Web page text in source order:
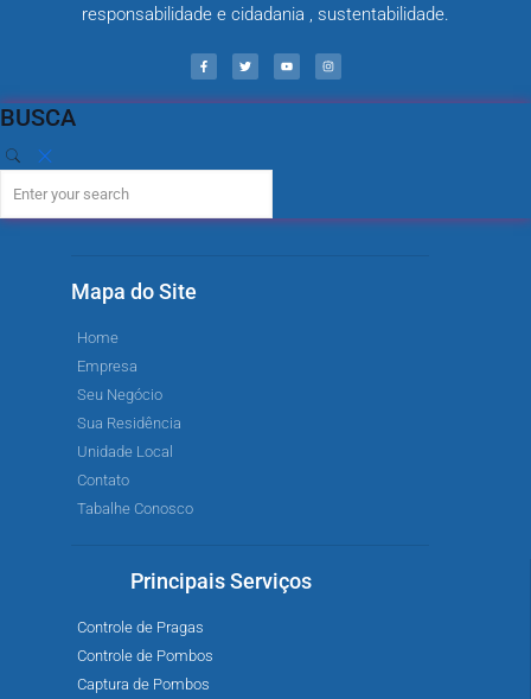
responsabilidade e cidadania , sustentabilidade.
BUSCA
Mapa do Site
Home
Empresa
Seu Negócio
Sua Residência
Unidade Local
Contato
Tabalhe Conosco
Principais Serviços
Controle de Pragas
Controle de Pombos
Captura de Pombos